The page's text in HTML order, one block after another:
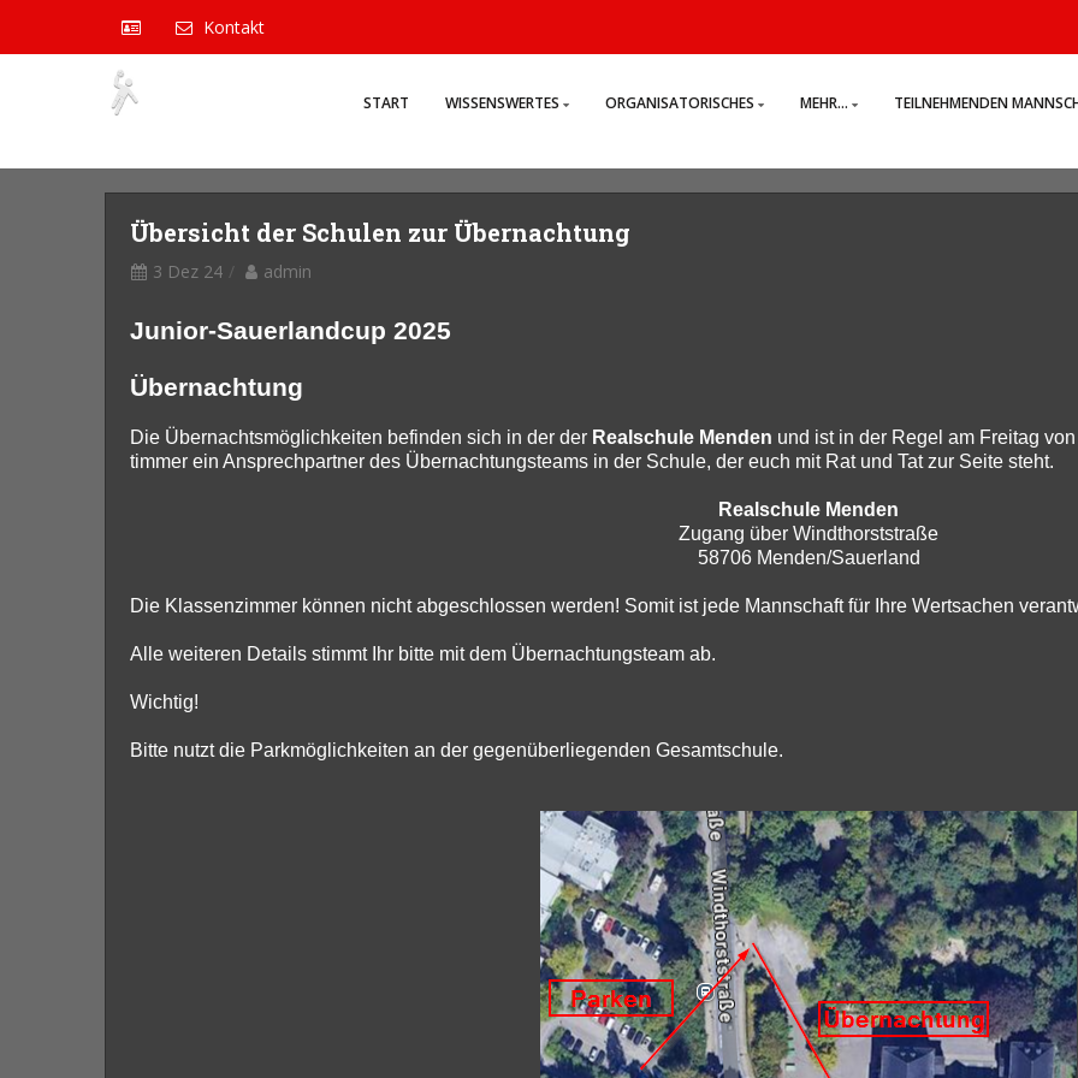
Kontakt
START WISSENSWERTES ORGANISATORISCHES MEHR... TEILNEHMENDEN
Übersicht der Schulen zur Übernachtung
3 Dez 24 admin
Junior-Sauerlandcup 2025
Übernachtung
Die Übernachtsmöglichkeiten befinden sich in der der Realschule Menden und ist in der Regel am Freitag
timmer ein Ansprechpartner des Übernachtungsteams in der Schule, der euch mit Rat und Tat zur Seite steht.
Realschule Menden
Zugang über Windthorststraße
58706 Menden/Sauerland
Die Klassenzimmer können nicht abgeschlossen werden! Somit ist jede Mannschaft für Ihre Wertsachen
Alle weiteren Details stimmt Ihr bitte mit dem Übernachtungsteam ab.
Wichtig!
Bitte nutzt die Parkmöglichkeiten an der gegenüberliegenden Gesamtschule.